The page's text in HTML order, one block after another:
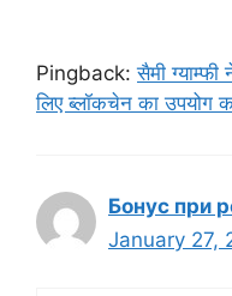
Pingback:सैमी
लिए ब्लॉकचेन का
Бонус при
January 27,